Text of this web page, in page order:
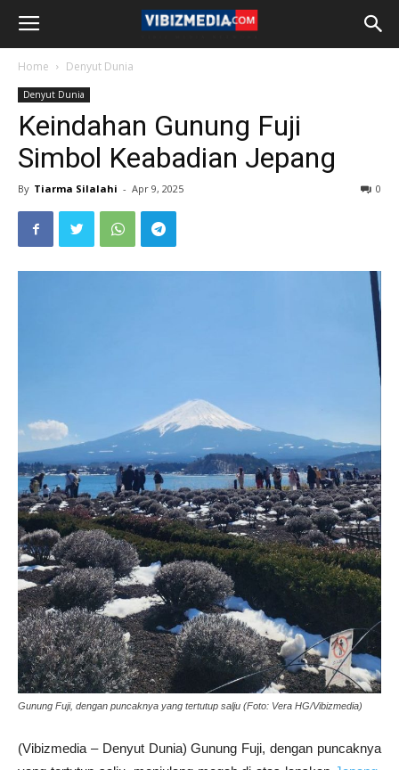
Home Denyut Dunia
Denyut Dunia
Keindahan Gunung Fuji
Simbol Keabadian Jepang
By Tiarma Silalahi - Apr 9, 2025 0
Gunung Fuji, dengan puncaknya yang tertutup salju (Foto: Vera HG/Vibizmedia)
(Vibizmedia – Denyut Dunia) Gunung Fuji, dengan puncaknya